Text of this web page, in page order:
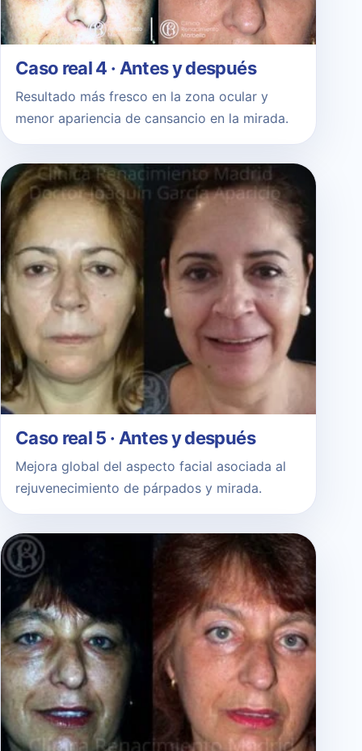
Caso real 4 · Antes y después
Resultado más fresco en la zona ocular y
menor apariencia de cansancio en la mirada.
Caso real 5 · Antes y después
Mejora global del aspecto facial asociada al
rejuvenecimiento de párpados y mirada.